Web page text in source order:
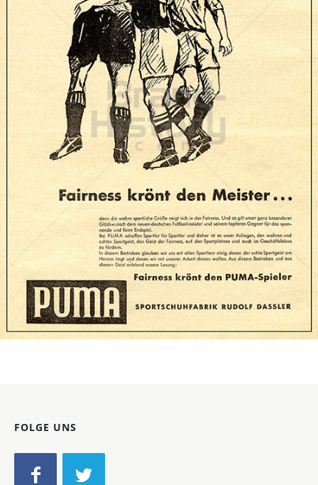
PUMA PUMA AG RUDOLF DASSLER SPORT
Bild-ID: 71863
FOLGE UNS